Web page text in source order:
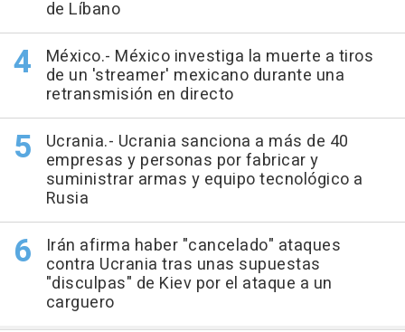
de Líbano
México.- México investiga la muerte a tiros
de un 'streamer' mexicano durante una
retransmisión en directo
Ucrania.- Ucrania sanciona a más de 40
empresas y personas por fabricar y
suministrar armas y equipo tecnológico a
Rusia
Irán afirma haber "cancelado" ataques
contra Ucrania tras unas supuestas
"disculpas" de Kiev por el ataque a un
carguero